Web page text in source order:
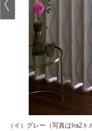
（イ）グレー（写真はIra2